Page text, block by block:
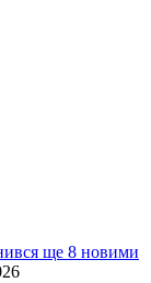
ще 8 новими